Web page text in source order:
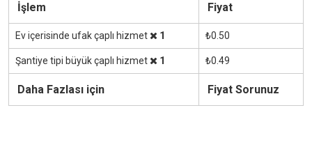
İşlem Fiyat
Ev içerisinde ufak çaplı hizmet 1 ₺0.50
Şantiye tipi büyük çaplı hizmet 1 ₺0.49
Daha Fazlası için Fiyat Sorunuz